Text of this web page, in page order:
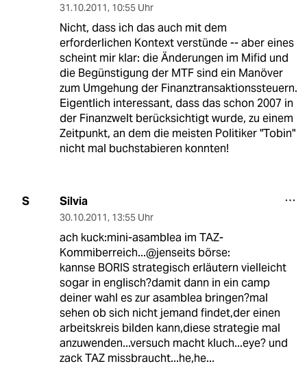
31.10.2011, 10:55 Uhr
Nicht, dass ich das auch mit dem
erforderlichen Kontext verstünde -- aber eines
scheint mir klar: die Änderungen im Mifid und
die Begünstigung der MTF sind ein Manöver
zum Umgehung der Finanztransaktionssteuern.
Eigentlich interessant, dass das schon 2007 in
der Finanzwelt berücksichtigt wurde, zu einem
Zeitpunkt, an dem die meisten Politiker "Tobin"
nicht mal buchstabieren konnten!
S Silvia
30.10.2011, 13:55 Uhr
ach kuck:mini-asamblea im TAZ-
Kommiberreich...@jenseits börse:
kannse BORIS strategisch erläutern vielleicht
sogar in englisch?damit dann in ein camp
deiner wahl es zur asamblea bringen?mal
sehen ob sich nicht jemand findet,der einen
arbeitskreis bilden kann,diese strategie mal
anzuwenden...versuch macht kluch...eye? und
zack TAZ missbraucht...he,he...